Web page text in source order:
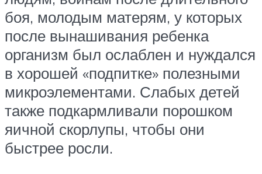
боя, молодым матерям, у которых
после вынашивания ребенка
организм был ослаблен и нуждался
в хорошей «подпитке» полезными
микроэлементами. Слабых детей
также подкармливали порошком
яичной скорлупы, чтобы они
быстрее росли.